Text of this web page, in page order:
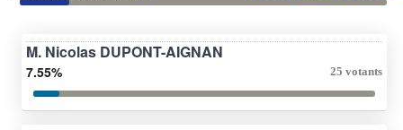
M. Nicolas DUPONT-AIGNAN
7.55% 25 votants